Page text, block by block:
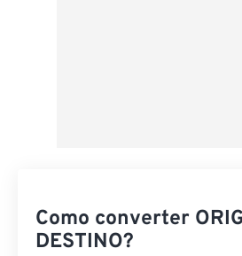
Como converter
DESTINO?